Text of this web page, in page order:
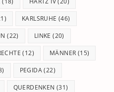
KARLSRUHE (46)
(22) LINKE (20)
(12) MÄNNER (15)
PEGIDA(22)
QUERDENKEN (31)